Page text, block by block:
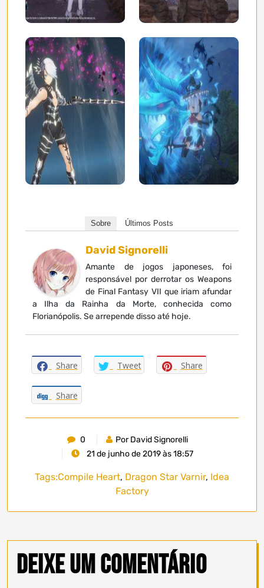
Sobre Últimos Posts
David Signorelli
Amante de jogos japoneses, foi
responsável por derrotar os Weapons
de Final Fantasy VII que iriam afundar
a Ilha da Rainha da Morte, conhecida como
Florianópolis. Se arrepende disso até hoje.
Share Tweet Share
Share
0
Por David Signorelli
21 de junho de 2019 às 18:57
Tags:Compile Heart, Dragon Star Varnir, Idea
Factory
Deixe um comentário